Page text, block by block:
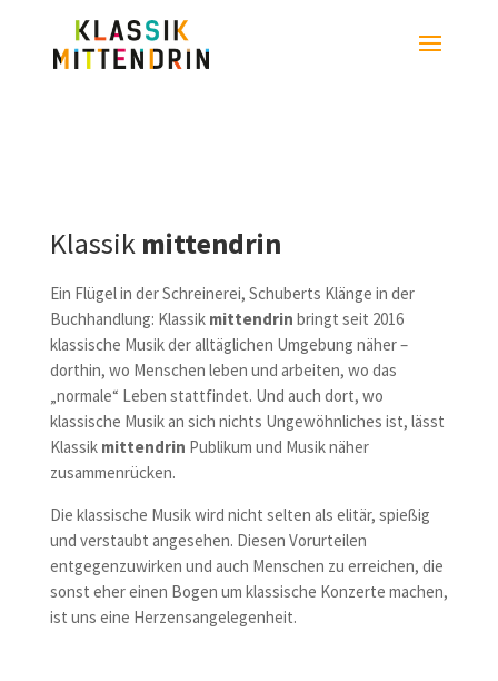
Klassik mittendrin
Ein Flügel in der Schreinerei, Schuberts Klänge in der
Buchhandlung: Klassik mittendrin bringt seit 2016
klassische Musik der alltäglichen Umgebung näher –
dorthin, wo Menschen leben und arbeiten, wo das
„normale“ Leben stattfindet. Und auch dort, wo
klassische Musik an sich nichts Ungewöhnliches ist, lässt
Klassik mittendrin Publikum und Musik näher
zusammenrücken.
Die klassische Musik wird nicht selten als elitär, spießig
und verstaubt angesehen. Diesen Vorurteilen
entgegenzuwirken und auch Menschen zu erreichen, die
sonst eher einen Bogen um klassische Konzerte machen,
ist uns eine Herzensangelegenheit.